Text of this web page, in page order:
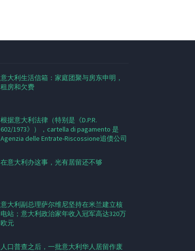
意大利生活信箱：家庭团聚与房东申明，
租房和欠费
根据意大利法律（特别是《D.P.R.
602/1973》），cartella di pagamento 是
Agenzia delle Entrate-Riscossione追债公司
在意大利办这事，光有居留还不够
意大利副总理萨尔维尼坚持在米兰建立核
电站；意大利政治家年收入冠军高达320万
欧元
人口普查之后，一批意大利华人居留作废